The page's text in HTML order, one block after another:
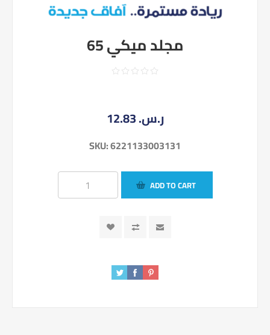
مجلد ميكي 65
12.83 ر.س.‏
SKU:6221133003131
ADD TO CART